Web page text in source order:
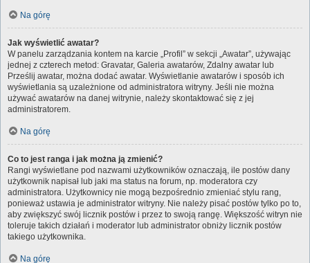
Na górę
Jak wyświetlić awatar?
W panelu zarządzania kontem na karcie „Profil” w sekcji „Awatar”, używając
jednej z czterech metod: Gravatar, Galeria awatarów, Zdalny awatar lub
Prześlij awatar, można dodać awatar. Wyświetlanie awatarów i sposób ich
wyświetlania są uzależnione od administratora witryny. Jeśli nie można
używać awatarów na danej witrynie, należy skontaktować się z jej
administratorem.
Na górę
Co to jest ranga i jak można ją zmienić?
Rangi wyświetlane pod nazwami użytkowników oznaczają, ile postów dany
użytkownik napisał lub jaki ma status na forum, np. moderatora czy
administratora. Użytkownicy nie mogą bezpośrednio zmieniać stylu rang,
ponieważ ustawia je administrator witryny. Nie należy pisać postów tylko po to,
aby zwiększyć swój licznik postów i przez to swoją rangę. Większość witryn nie
toleruje takich działań i moderator lub administrator obniży licznik postów
takiego użytkownika.
Na górę